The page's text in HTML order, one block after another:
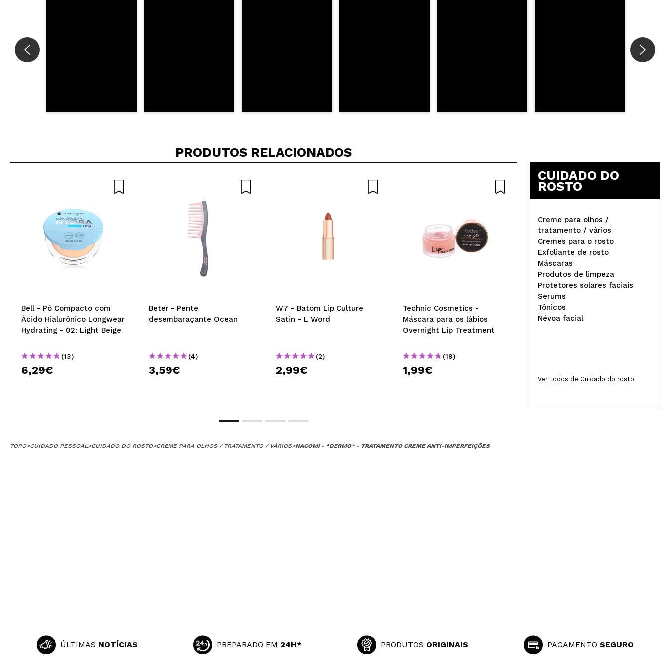
PRODUTOS RELACIONADOS
Bell - Pó Compacto com
Ácido Hialurônico Longwear
Hydrating - 02: Light Beige
(13)
6,29€
Beter - Pente
desembaraçante Ocean
(4)
3,59€
W7 - Batom Lip Culture
Satin - L Word
(2)
2,99€
Technic Cosmetics -
Máscara para os lábios
Overnight Lip Treatment
(19)
1,99€
Bell - *Vegan* - Corretivo
hipoalergênico SPF25 - 02:
Sand
CUIDADO DO
ROSTO
Creme para olhos /
tratamento / vários
Cremes para o rosto
Exfoliante de rosto
Máscaras
Produtos de limpeza
Protetores solares faciais
Serums
Tônicos
Névoa facial
Ver todos de Cuidado do rosto
TOPO>CUIDADO PESSOAL>CUIDADO DO ROSTO>CREME PARA OLHOS / TRATAMENTO / VÁRIOS>NACOMI - *DERMO* - TRATAMENTO CREME ANTI-IMPERFEIÇÕES
ÚLTIMAS NOTÍCIAS PREPARADO EM 24H* PRODUTOS ORIGINAIS PAGAMENTOSEGURO